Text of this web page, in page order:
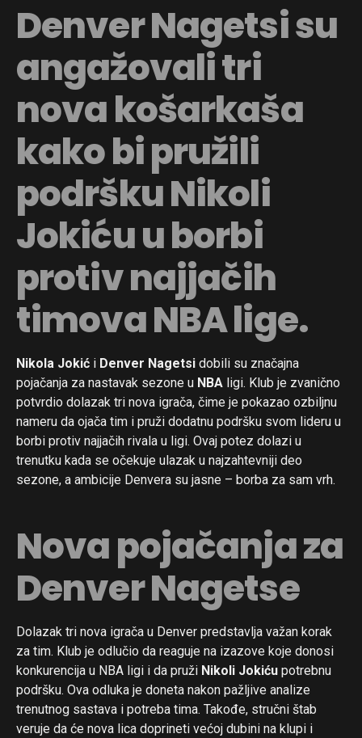
Denver Nagetsi su
angažovali tri
nova košarkaša
kako bi pružili
podršku Nikoli
Jokiću u borbi
protiv najjačih
timova NBA lige.
Nikola Jokić i Denver Nagetsi dobili su značajna
pojačanja za nastavak sezone u NBA ligi. Klub je zvanično
potvrdio dolazak tri nova igrača, čime je pokazao ozbiljnu
nameru da ojača tim i pruži dodatnu podršku svom lideru u
borbi protiv najjačih rivala u ligi. Ovaj potez dolazi u
trenutku kada se očekuje ulazak u najzahtevniji deo
sezone, a ambicije Denvera su jasne – borba za sam vrh.
Nova pojačanja za
Denver Nagetse
Dolazak tri nova igrača u Denver predstavlja važan korak
za tim. Klub je odlučio da reaguje na izazove koje donosi
konkurencija u NBA ligi i da pruži Nikoli Jokiću potrebnu
podršku. Ova odluka je doneta nakon pažljive analize
trenutnog sastava i potreba tima. Takođe, stručni štab
veruje da će nova lica doprineti većoj dubini na klupi i